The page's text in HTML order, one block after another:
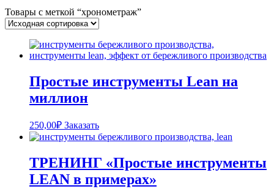
Товары с меткой “хронометраж”
Простые инструменты Lean на
миллион
250,00₽ Заказать
ТРЕНИНГ «Простые инструменты
LEAN в примерах»